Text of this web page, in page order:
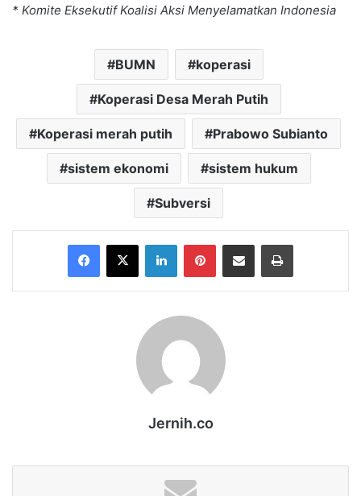
* Komite Eksekutif Koalisi Aksi Menyelamatkan Indonesia
BUMN koperasi
Koperasi Desa Merah Putih
Koperasi merah putih Prabowo Subianto
sistem ekonomi sistem hukum
Subversi
Facebook
X LinkedInPinterestShare via Email Print
Jernih.co